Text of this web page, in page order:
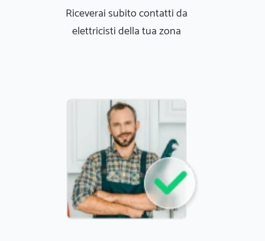
Riceverai subito contatti da
elettricisti della tua zona